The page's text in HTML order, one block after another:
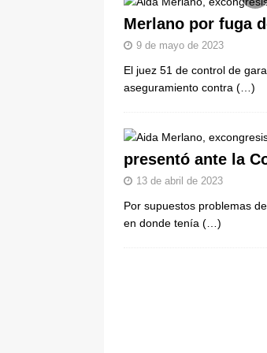
pone bajo la
[ 6 de agosto
De La
Merlano por fuga
9 de mayo de 2023
El juez 51 de control de
aseguramiento contra (…)
presentó ante la
13 de abril de 2023
Por supuestos problemas
en donde tenía (…)